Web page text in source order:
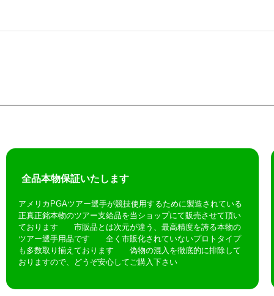
全品本物保証いたします
アメリカPGAツアー選手が競技使用するために製造されている
正真正銘本物のツアー支給品を当ショップにて販売させて頂い
ております 市販品とは次元が違う、最高精度を誇る本物の
ツアー選手用品です 全く市販化されていないプロトタイプ
も多数取り揃えております 偽物の混入を徹底的に排除して
おりますので、どうぞ安心してご購入下さい